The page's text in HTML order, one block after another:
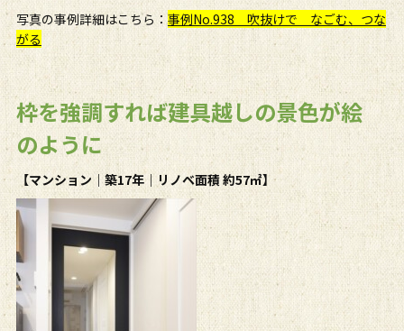
写真の事例詳細はこちら：事例No.938 吹抜けで なごむ、つな
がる
枠を強調すれば建具越しの景色が絵
のように
【マンション｜築17年｜リノベ面積 約57㎡】